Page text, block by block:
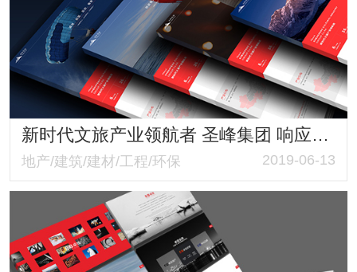
新时代文旅产业领航者 圣峰集团 响应式品牌形象网站
地产/建筑/建材/工程/环保 2019-06-13